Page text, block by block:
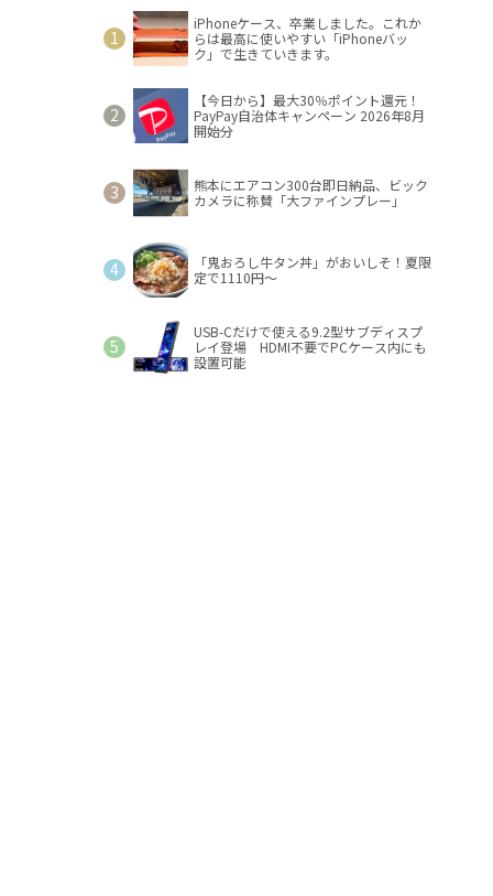
iPhoneケース、卒業しました。これか
らは最高に使いやすい「iPhoneバッ
ク」で生きていきます。
【今日から】最大30％ポイント還元！
PayPay自治体キャンペーン 2026年8月
開始分
熊本にエアコン300台即日納品、ビック
カメラに称賛「大ファインプレー」
「鬼おろし牛タン丼」がおいしそ！夏限
定で1110円～
USB-Cだけで使える9.2型サブディスプ
レイ登場 HDMI不要でPCケース内にも
設置可能